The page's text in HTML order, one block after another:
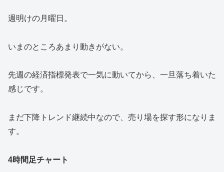
週明けの月曜日。
いまのところあまり動きがない。
先週の経済指標発表で一気に動いてから、一旦落ち着いた
感じです。
まだ下降トレンド継続中なので、売り場を探す形になりま
す。
4時間足チャート